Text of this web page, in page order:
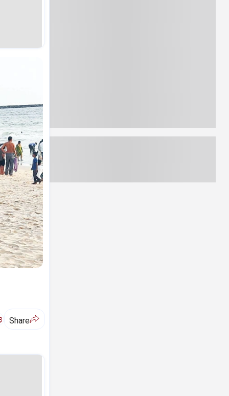
Share